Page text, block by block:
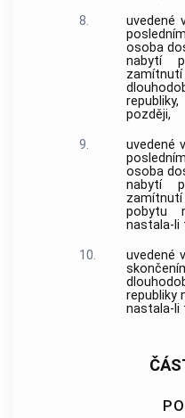
8.
uvedené
osoba
nabytí
později,
9.
uvedené
osoba
nabytí
pobytu
nastala-li
10.
uvedené
republiky
nastala-li